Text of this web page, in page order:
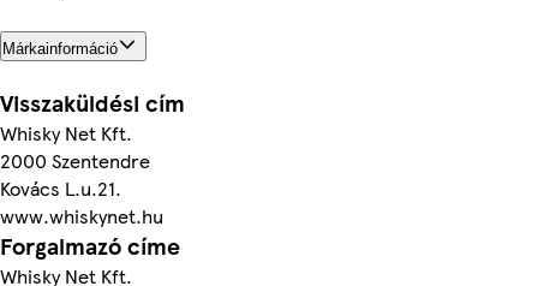
Márkainformáció
Visszaküldési cím
Whisky Net Kft.
2000 Szentendre
Kovács L.u.21.
www.whiskynet.hu
Forgalmazó címe
Whisky Net Kft.